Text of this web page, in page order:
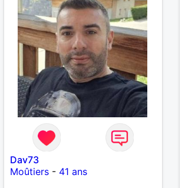
Dav73
Moûtiers- 41 ans